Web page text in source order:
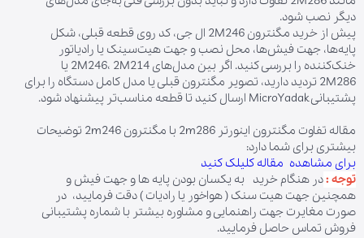
دیگر نصب شود.
پیش از خرید مگنترون 2M246 ال جی، کد روی قطعه قبلی، شکل
پایه‌ها، جهت فیش‌ها، محل نصب و جهت هیت‌سینک یا رادیاتور
خنک‌کننده را بررسی کنید. اگر بین مدل‌های 2M246، 2M214 یا
2M286 تردید دارید، تصویر مگنترون قبلی یا مدل کامل دستگاه را برای
پشتیبانی MicroYadak ارسال کنید تا قطعه مناسب‌تر پیشنهاد شود.
مقاله تفاوت مگنترون اینورتر 2m286 با مگنترون 2m246 توضیحات
بیشتری برای شما دارد:
برای مشاهده مقاله کلیلک کنید
توجه :در هنگام خرید به یکسان بودن پایه ها و جهت فیش و
همچنین جهت هیت سنک ( هواخور یا رادیات ) دقت فرمایید، در
صورت مغایرت جهت راهنمایی و مشاوره بیشتر با شماره پشتیبانی
فروش تماس حاصل فرمایید.